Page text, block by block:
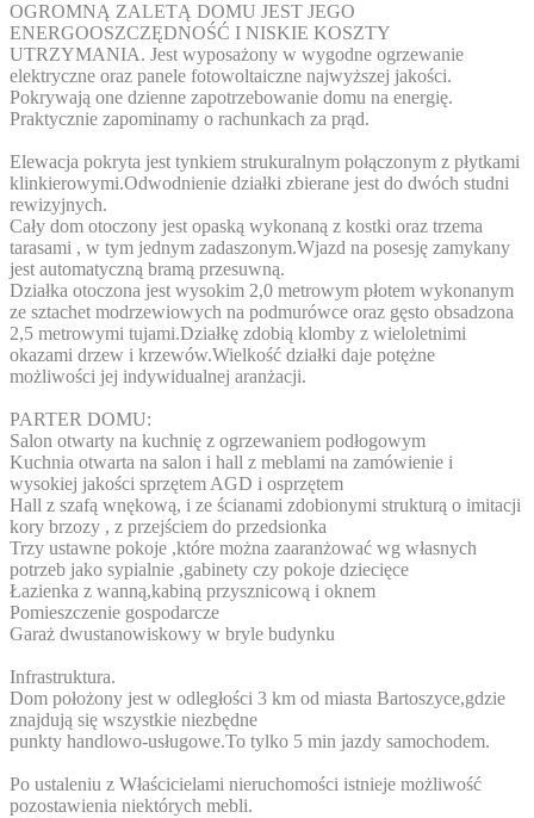
OGROMNĄ ZALETĄ DOMU JEST JEGO
ENERGOOSZCZĘDNOŚĆ I NISKIE KOSZTY
UTRZYMANIA. Jest wyposażony w wygodne ogrzewanie
elektryczne oraz panele fotowoltaiczne najwyższej jakości.
Pokrywają one dzienne zapotrzebowanie domu na energię.
Praktycznie zapominamy o rachunkach za prąd.
Elewacja pokryta jest tynkiem strukuralnym połączonym z płytkami
klinkierowymi.Odwodnienie działki zbierane jest do dwóch studni
rewizyjnych.
Cały dom otoczony jest opaską wykonaną z kostki oraz trzema
tarasami , w tym jednym zadaszonym.Wjazd na posesję zamykany
jest automatyczną bramą przesuwną.
Działka otoczona jest wysokim 2,0 metrowym płotem wykonanym
ze sztachet modrzewiowych na podmurówce oraz gęsto obsadzona
2,5 metrowymi tujami.Działkę zdobią klomby z wieloletnimi
okazami drzew i krzewów.Wielkość działki daje potężne
możliwości jej indywidualnej aranżacji.
PARTER DOMU:
Salon otwarty na kuchnię z ogrzewaniem podłogowym
Kuchnia otwarta na salon i hall z meblami na zamówienie i
wysokiej jakości sprzętem AGD i osprzętem
Hall z szafą wnękową, i ze ścianami zdobionymi strukturą o imitacji
kory brzozy , z przejściem do przedsionka
Trzy ustawne pokoje ,które można zaaranżować wg własnych
potrzeb jako sypialnie ,gabinety czy pokoje dziecięce
Łazienka z wanną,kabiną przysznicową i oknem
Pomieszczenie gospodarcze
Garaż dwustanowiskowy w bryle budynku
Infrastruktura.
Dom położony jest w odległości 3 km od miasta Bartoszyce,gdzie
znajdują się wszystkie niezbędne
punkty handlowo-usługowe.To tylko 5 min jazdy samochodem.
Po ustaleniu z Właścicielami nieruchomości istnieje możliwość
pozostawienia niektórych mebli.